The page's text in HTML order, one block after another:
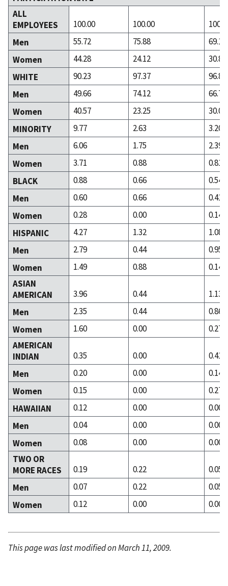
ALL
EMPLOYEES
100.00 100.00
Men
55.72 75.88
69.15
Women
44.28 24.12
30.85
WHITE
90.23 97.37
96.80
Men
49.66 74.12
66.76
Women
40.57 23.25
30.04
MINORITY
9.77 2.63
3.20
Men
6.06 1.75
2.39
Women
3.71 0.88
0.81
BLACK
0.88 0.66
0.54
Men
0.60 0.66
0.41
Women
0.28 0.00
0.14
HISPANIC
4.27 1.32
1.08
Men
2.79 0.44
0.95
Women
1.49 0.88
0.14
ASIAN
AMERICAN
3.96 0.44
1.13
Men
2.35 0.44
0.86
Women
1.60 0.00
0.27
AMERICAN
INDIAN
0.35 0.00
0.41
Men
0.20 0.00
0.14
Women
0.15 0.00
0.27
HAWAIIAN
0.12 0.00
0.00
Men
0.04 0.00
0.00
Women
0.08 0.00
0.00
TWO OR
MORE RACES
0.19 0.22
0.05
Men
0.07 0.22
0.05
Women
0.12 0.00 0.00
This page was last modified on March 11, 2009.